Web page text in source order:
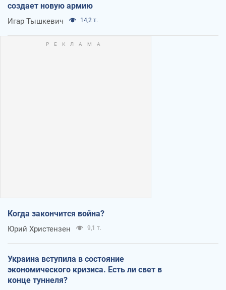
создает новую армию
Игар Тышкевич 14,2 т.
Когда закончится война?
Юрий Христензен 9,1 т.
Украина вступила в состояние
экономического кризиса. Есть ли свет в
конце туннеля?